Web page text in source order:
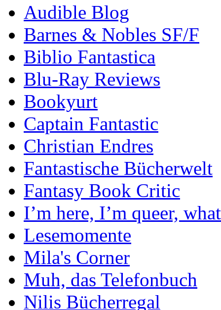
Audible Blog
Barnes & Nobles SF/F
Biblio Fantastica
Blu-Ray Reviews
Bookyurt
Captain Fantastic
Christian Endres
Fantastische Bücherwelt
Fantasy Book Critic
I’m here, I’m queer,
Lesemomente
Mila's Corner
Muh, das Telefonbuch
Nilis Bücherregal